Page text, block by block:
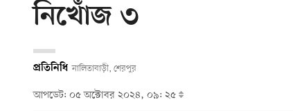
নিখোঁজ ৩
প্রতিনিধি নালিতাবাড়ী, শেরপুর
আপডেট: ০৫ অক্টোবর ২০২৪, ০৯: ২৫